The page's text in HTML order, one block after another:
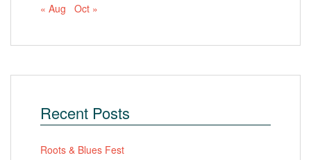
« Aug Oct »
Recent Posts
Roots & Blues Fest